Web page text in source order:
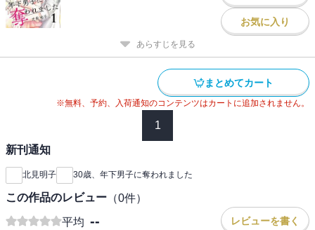
お気に入り
あらすじを見る
まとめてカート
※無料、予約、入荷通知のコンテンツはカートに追加されません。
1
新刊通知
北見明子 30歳、年下男子に奪われました
この作品のレビュー （0件）
平均 -- レビューを書く